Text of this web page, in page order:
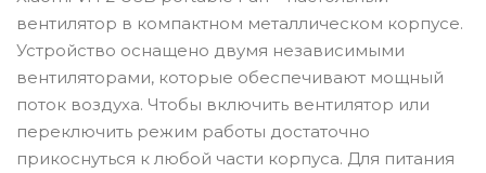
вентилятор в компактном металлическом корпусе.
Устройство оснащено двумя независимыми
вентиляторами, которые обеспечивают мощный
поток воздуха. Чтобы включить вентилятор или
переключить режим работы достаточно
прикоснуться к любой части корпуса. Для питания